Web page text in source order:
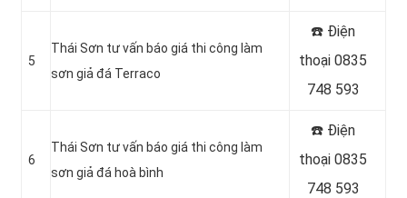
5
Thái Sơn tư vấn báo giá thi công làm
sơn giả đá Terraco
☎️ Điện
thoại 0835
748 593
6
Thái Sơn tư vấn báo giá thi công làm
sơn giả đá hoà bình
☎️ Điện
thoại 0835
748 593